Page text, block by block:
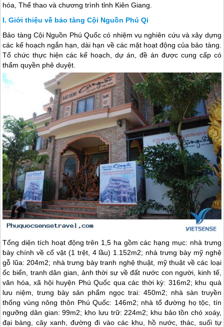
hóa, Thể thao và chương trình tỉnh Kiên Giang.
Giới thiệu về bảo tàng Cội Nguồn Phú Qi
Bảo tàng Cội Nguồn Phú Quốc có nhiệm vụ nghiên cứu và xây dựng
các kế hoạch ngắn hạn, dài hạn về các mặt hoạt động của bảo tàng.
Tổ chức thực hiện các kế hoạch, dự án, đề án được cung cấp có
thẩm quyền phê duyệt.
Tổng diện tích hoạt động trên 1,5 ha gồm các hạng mục: nhà trưng
bày chính về cổ vật (1 trệt, 4 lầu) 1.152m2; nhà trưng bày mỹ nghệ
gỗ lũa: 204m2; nhà trưng bày tranh nghệ thuật, mỹ thuật về các loại
ốc biển, tranh dân gian, ảnh thời sự về đất nước con người, kinh tế,
văn hóa, xã hội huyện Phú Quốc qua các thời kỳ: 316m2; khu quà
lưu niệm, trưng bày sản phẩm ngọc trai: 450m2; nhà sàn truyền
thống vùng nông thôn Phú Quốc: 146m2; nhà tổ đường họ tộc, tín
ngưỡng dân gian: 99m2; kho lưu trữ: 224m2; khu bảo tồn chó xoáy,
đại bàng, cây xanh, đường đi vào các khu, hồ nước, thác, suối tự